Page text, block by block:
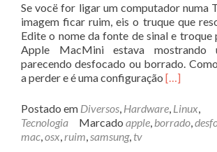
Se vocë for ligar um computador numa
imagem ficar ruim, eis o truque que
Edite o nome da fonte de sinal e troque
Apple MacMini estava mostrando
parecendo desfocado ou borrado.
a perder e é uma configuração Leia
sobreComo
ter
[…]
Postado em Diversos, Hardware, Linux,
Tecnologia
Marcado apple, borrado,
mac,osx,ruim,samsung, tv